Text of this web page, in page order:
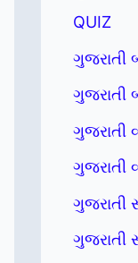
QUIZ
ગુજરાતી
ગુજરાતી
ગુજરાતી
ગુજરાતી
ગુજરાતી
ગુજરાતી